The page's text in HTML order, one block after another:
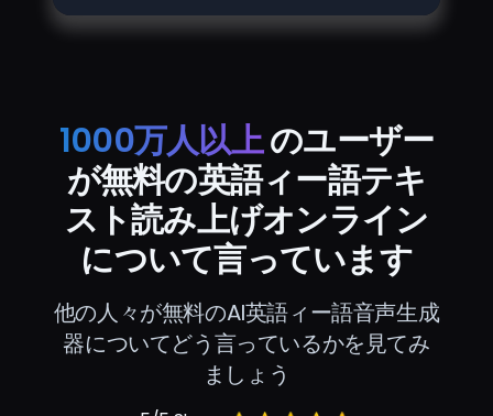
1000万人以上のユーザー
が無料の英語ィー語テキ
スト読み上げオンライン
について言っています
他の人々が無料のAI英語ィー語音声生成
器についてどう言っているかを見てみ
ましょう